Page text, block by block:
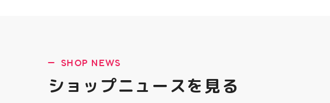
SHOP NEWS
ショップニュースを見る